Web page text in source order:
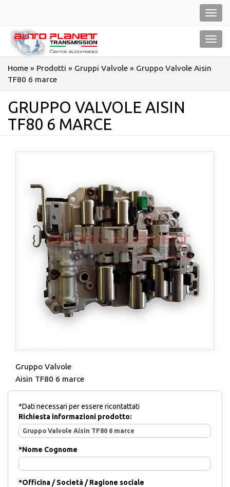
Home » Prodotti » Gruppi Valvole » Gruppo Valvole Aisin
TF80 6 marce
GRUPPO VALVOLE AISIN
TF80 6 MARCE
Gruppo Valvole
Aisin TF80 6 marce
*Dati necessari per essere ricontattati
Richiesta informazioni prodotto:
*Nome Cognome
*Officina / Società / Ragione sociale